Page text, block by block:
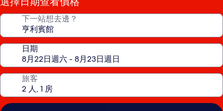
宿
下一站想去邊？
日期
旅客